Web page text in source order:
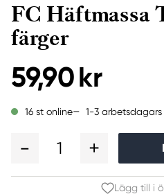
FC Häftmassa
färger
59,90 kr
16 st online 1-3 arbetsdagars
1
Lägg till i